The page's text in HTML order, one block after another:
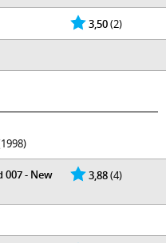
3,50(2)
3,88(4)
- New